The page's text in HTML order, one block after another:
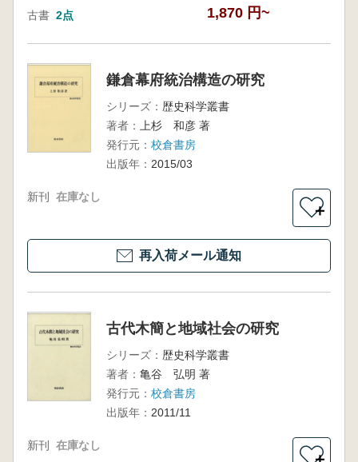
古書 2点 1,870 円~
鎌倉幕府統治構造の研究
シリーズ： 歴史科学叢書
著者：
上杉 和彦 著
発行元： 校倉書房
出版年： 2015/03
新刊 在庫なし
＋
再入荷メール通知
古代木簡と地域社会の研究
シリーズ： 歴史科学叢書
著者： 亀谷 弘明 著
発行元： 校倉書房
出版年： 2011/11
新刊 在庫なし